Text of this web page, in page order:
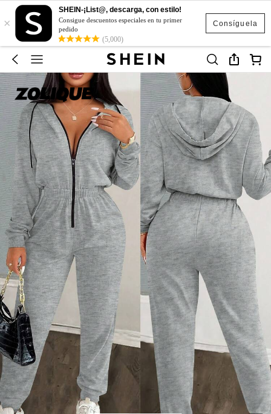
Consíguela
×
SHEIN-¡List@, descarga, con estilo!
Consigue descuentos especiales en tu primer
pedido
(5,000)